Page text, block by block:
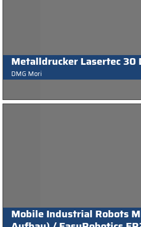
Metalldrucker Lasertec 30
DMG Mori
Mobile Industrial Robots